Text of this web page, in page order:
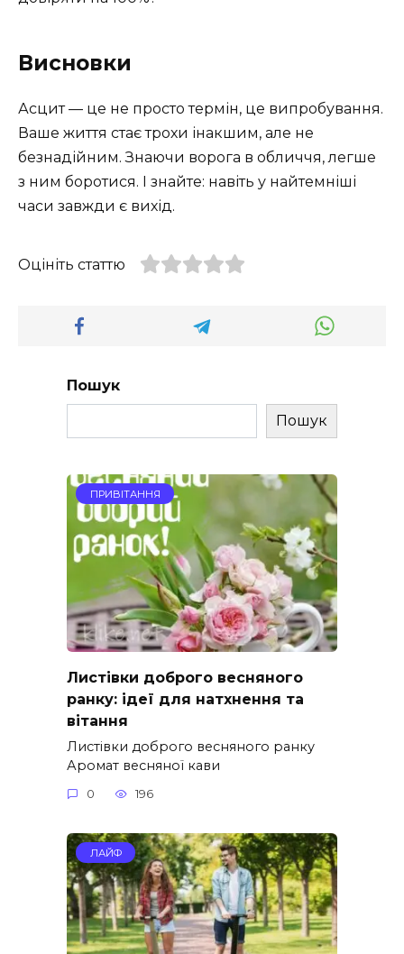
Висновки
Асцит — це не просто термін, це випробування.
Ваше життя стає трохи інакшим, але не
безнадійним. Знаючи ворога в обличчя, легше
з ним боротися. І знайте: навіть у найтемніші
часи завжди є вихід.
Оцініть статтю
Пошук
Пошук
ПРИВІТАННЯ
Листівки доброго весняного
ранку: ідеї для натхнення та
вітання
Листівки доброго весняного ранку
Аромат весняної кави
0 196
ЛАЙФ